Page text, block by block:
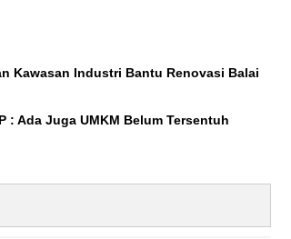
Kawasan Industri Bantu Renovasi Balai
: Ada Juga UMKM Belum Tersentuh